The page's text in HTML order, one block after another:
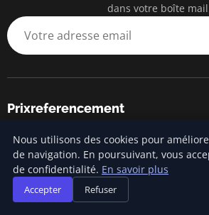
dans votre boîte
Prixreferencement
Blog d'actualités et d'informations
Catégories
Nous utilisons des cookies pour
de navigation. En poursuivant, vous
de confidentialité. En savoir plus
Accepter Refuser